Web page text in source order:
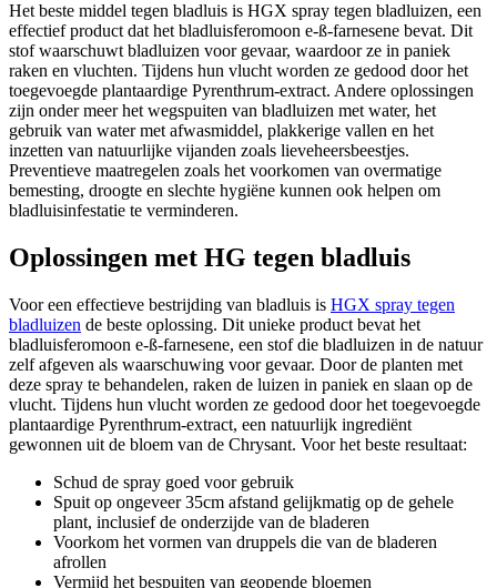
Het beste middel tegen bladluis is HGX spray tegen bladluizen, een
effectief product dat het bladluisferomoon e-ß-farnesene bevat. Dit
stof waarschuwt bladluizen voor gevaar, waardoor ze in paniek
raken en vluchten. Tijdens hun vlucht worden ze gedood door het
toegevoegde plantaardige Pyrenthrum-extract. Andere oplossingen
zijn onder meer het wegspuiten van bladluizen met water, het
gebruik van water met afwasmiddel, plakkerige vallen en het
inzetten van natuurlijke vijanden zoals lieveheersbeestjes.
Preventieve maatregelen zoals het voorkomen van overmatige
bemesting, droogte en slechte hygiëne kunnen ook helpen om
bladluisinfestatie te verminderen.
Oplossingen met HG tegen bladluis
Voor een effectieve bestrijding van bladluis is HGX spray tegen
bladluizen de beste oplossing. Dit unieke product bevat het
bladluisferomoon e-ß-farnesene, een stof die bladluizen in de natuur
zelf afgeven als waarschuwing voor gevaar. Door de planten met
deze spray te behandelen, raken de luizen in paniek en slaan op de
vlucht. Tijdens hun vlucht worden ze gedood door het toegevoegde
plantaardige Pyrenthrum-extract, een natuurlijk ingrediënt
gewonnen uit de bloem van de Chrysant. Voor het beste resultaat:
Schud de spray goed voor gebruik
Spuit op ongeveer 35cm afstand gelijkmatig op de gehele
plant, inclusief de onderzijde van de bladeren
Voorkom het vormen van druppels die van de bladeren
afrollen
Vermijd het bespuiten van geopende bloemen